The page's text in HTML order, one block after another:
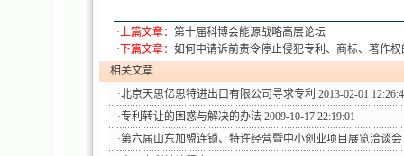
·上篇文章： 第十届科博会能源战略高层论坛
·下篇文章： 如何申请诉前责令停止侵犯专利、商标、著作权
相关文章
·北京天思亿思特进出口有限公司寻求专利 2013-02-01
·专利转让的困惑与解决的办法 2009-10-17 22:19:01
·第六届山东加盟连锁、特许经营暨中小创业项目展览洽谈会